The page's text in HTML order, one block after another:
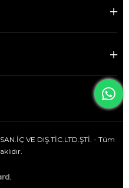
VE DIŞ.TİC.LTD.ŞTİ. - Tüm